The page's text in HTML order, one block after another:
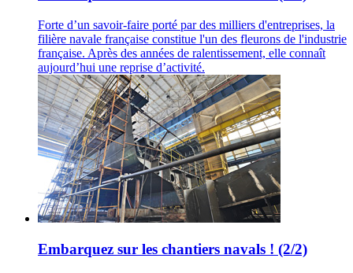
Forte d’un savoir-faire porté par des milliers d'entreprises, la
filière navale française constitue l'un des fleurons de l'industrie
française. Après des années de ralentissement, elle connaît
aujourd’hui une reprise d’activité.
Embarquez sur les chantiers navals ! (2/2)